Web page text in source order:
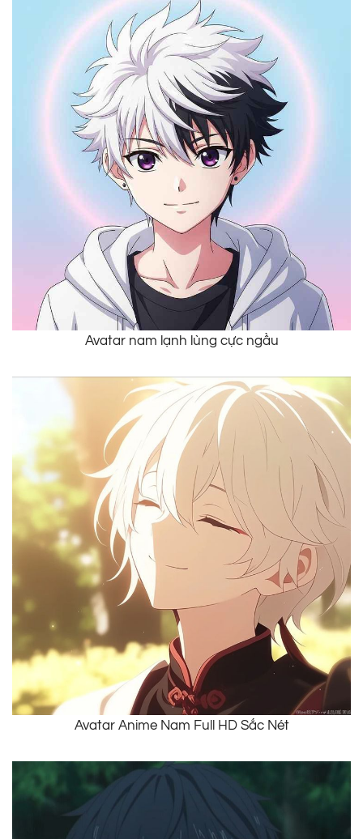
Avatar nam lạnh lùng cực ngầu
Avatar Anime Nam Full HD Sắc Nét